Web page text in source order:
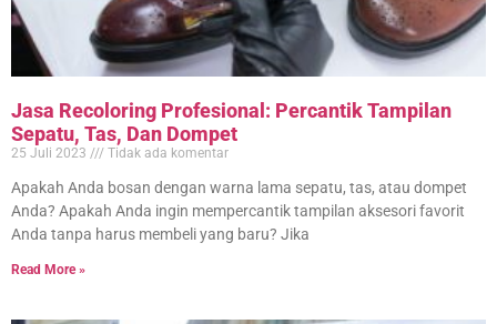
Jasa Recoloring Profesional: Percantik Tampilan
Sepatu, Tas, Dan Dompet
25 Juli 2023 Tidak ada komentar
Apakah Anda bosan dengan warna lama sepatu, tas, atau dompet
Anda? Apakah Anda ingin mempercantik tampilan aksesori favorit
Anda tanpa harus membeli yang baru? Jika
Read More »